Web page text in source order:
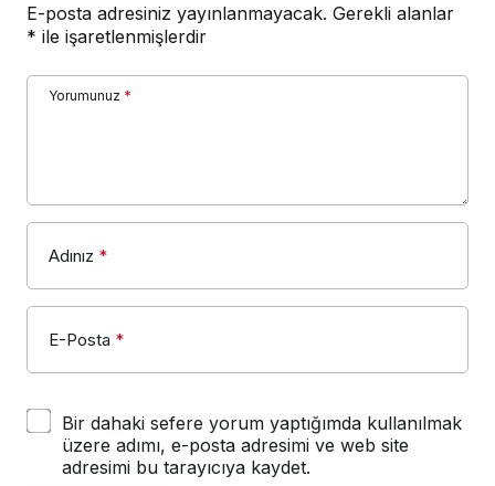
E-posta adresiniz yayınlanmayacak. Gerekli alanlar
* ile işaretlenmişlerdir
Yorumunuz *
Adınız *
E-Posta *
Bir dahaki sefere yorum yaptığımda kullanılmak
üzere adımı, e-posta adresimi ve web site
adresimi bu tarayıcıya kaydet.